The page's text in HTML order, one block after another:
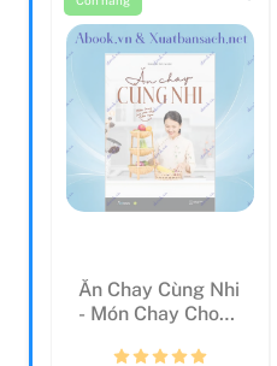
Ăn Chay Cùng Nhi
- Món Chay Cho
Cơm Nhà Thêm
Ngon